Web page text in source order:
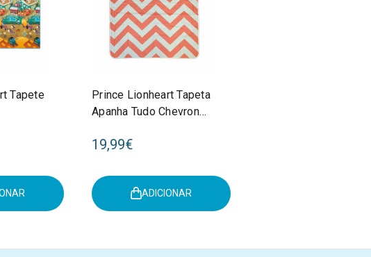
Tapete
Prince Lionheart Tapeta
Apanha Tudo Chevron
19,99€
ADICIONAR